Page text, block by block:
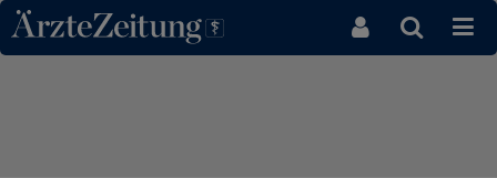
Direkt zum Inhaltsbereich